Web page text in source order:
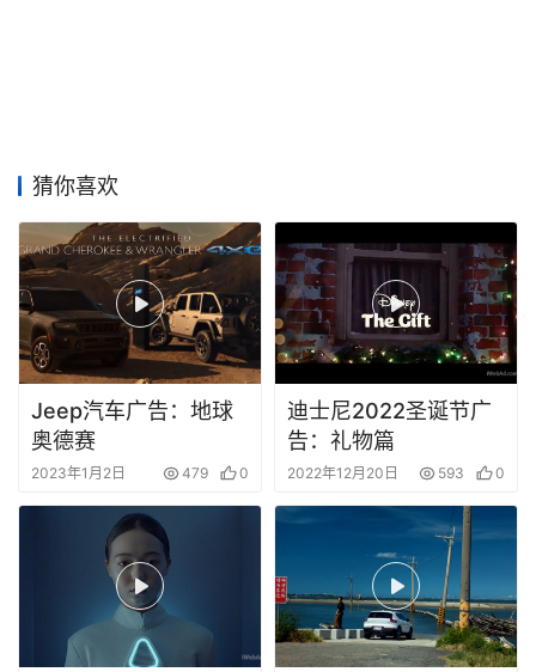
猜你喜欢
Jeep汽车广告：地球
奥德赛
2023年1月2日 479 0
迪士尼2022圣诞节广
告：礼物篇
2022年12月20日 593 0